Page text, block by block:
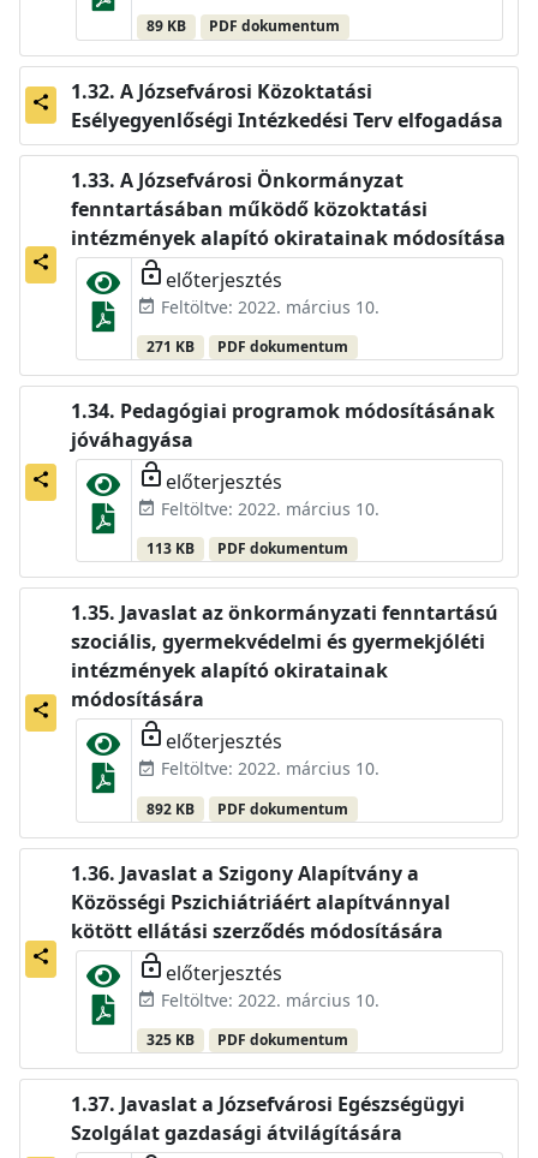
89 KB PDF dokumentum
share
A Józsefvárosi Közoktatási
Esélyegyenlőségi Intézkedési Terv elfogadása
share
A Józsefvárosi Önkormányzat
fenntartásában működő közoktatási
intézmények alapító okiratainak módosítása
lock_open előterjesztés
event_available Feltöltve: 2022. március 10.
271 KB PDF dokumentum
share
Pedagógiai programok módosításának
jóváhagyása
lock_open előterjesztés
event_available Feltöltve: 2022. március 10.
113 KB PDF dokumentum
share
Javaslat az önkormányzati fenntartású
szociális, gyermekvédelmi és gyermekjóléti
intézmények alapító okiratainak
módosítására
lock_open előterjesztés
event_available Feltöltve: 2022. március 10.
892 KB PDF dokumentum
share
Javaslat a Szigony Alapítvány a
Közösségi Pszichiátriáért alapítvánnyal
kötött ellátási szerződés módosítására
lock_open előterjesztés
event_available Feltöltve: 2022. március 10.
325 KB PDF dokumentum
Javaslat a Józsefvárosi Egészségügyi
Szolgálat gazdasági átvilágítására